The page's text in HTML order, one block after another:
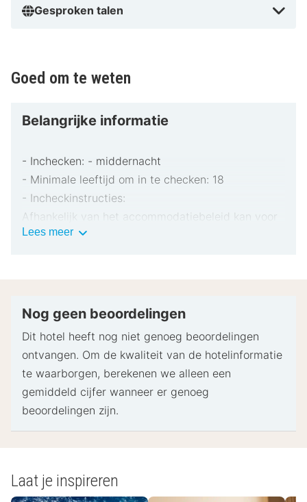
Gesproken talen
Goed om te weten
Belangrijke informatie
- Inchecken: - middernacht
- Minimale leeftijd om in te checken: 18
- Incheckinstructies:
Afhankelijk van het accommodatiebeleid kan voor
extra personen een toeslag in rekening worden
pinpas of borgsom in contanten te verstrekken
Speciale verzoeken worden onder voorbehoud van
beschikbaarheid bij het inchecken ingewilligd.
Hiervoor kunnen extra kosten in rekening worden
gebracht. Speciale verzoeken kunnen niet worden
gegarandeerd.
betalingen.
Geaccepteerde mobiele betaalmethoden
Lees meerBelangrijke
Nog geen beoordelingen
Dit hotel heeft nog niet genoeg beoordelingen
ontvangen. Om de kwaliteit van de hotelinformatie
te waarborgen, berekenen we alleen een
gemiddeld cijfer wanneer er genoeg
beoordelingen zijn.
Laat je inspireren